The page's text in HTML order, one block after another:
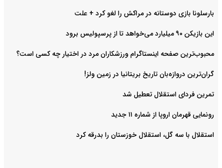
بارسلونا بازی دوستانه در مراکش را لغو کرد + علت
این بازیکن ۹۰ میلیارد می‌خواهد تا از پرسپولیس برود
محبوب‌ترین صفحه اینستاگرام ورزشکاران مرد در اختیار چه کسی است؟
گران‌ترین دروازه‌بان تاریخ بریتانیا در زمین ولز!
تمرین فردای استقلال تعطیل شد
رونمایی قهرمان اروپا از شماره ۱۱ جدید
استقلال با سه گل، استقلال خوزستان را بدرقه کرد